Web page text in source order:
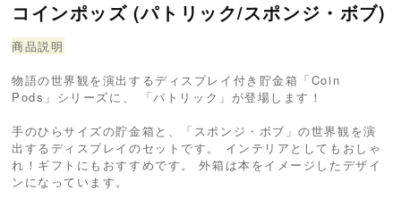
コインポッズ (パトリック/スポンジ・ボブ)
商品説明
物語の世界観を演出するディスプレイ付き貯金箱「Coin
Pods」シリーズに、 「パトリック」が登場します！
手のひらサイズの貯金箱と、「スポンジ・ボブ」の世界観を演
出するディスプレイのセットです。 インテリアとしてもおしゃ
れ！ギフトにもおすすめです。 外箱は本をイメージしたデザイ
ンになっています。